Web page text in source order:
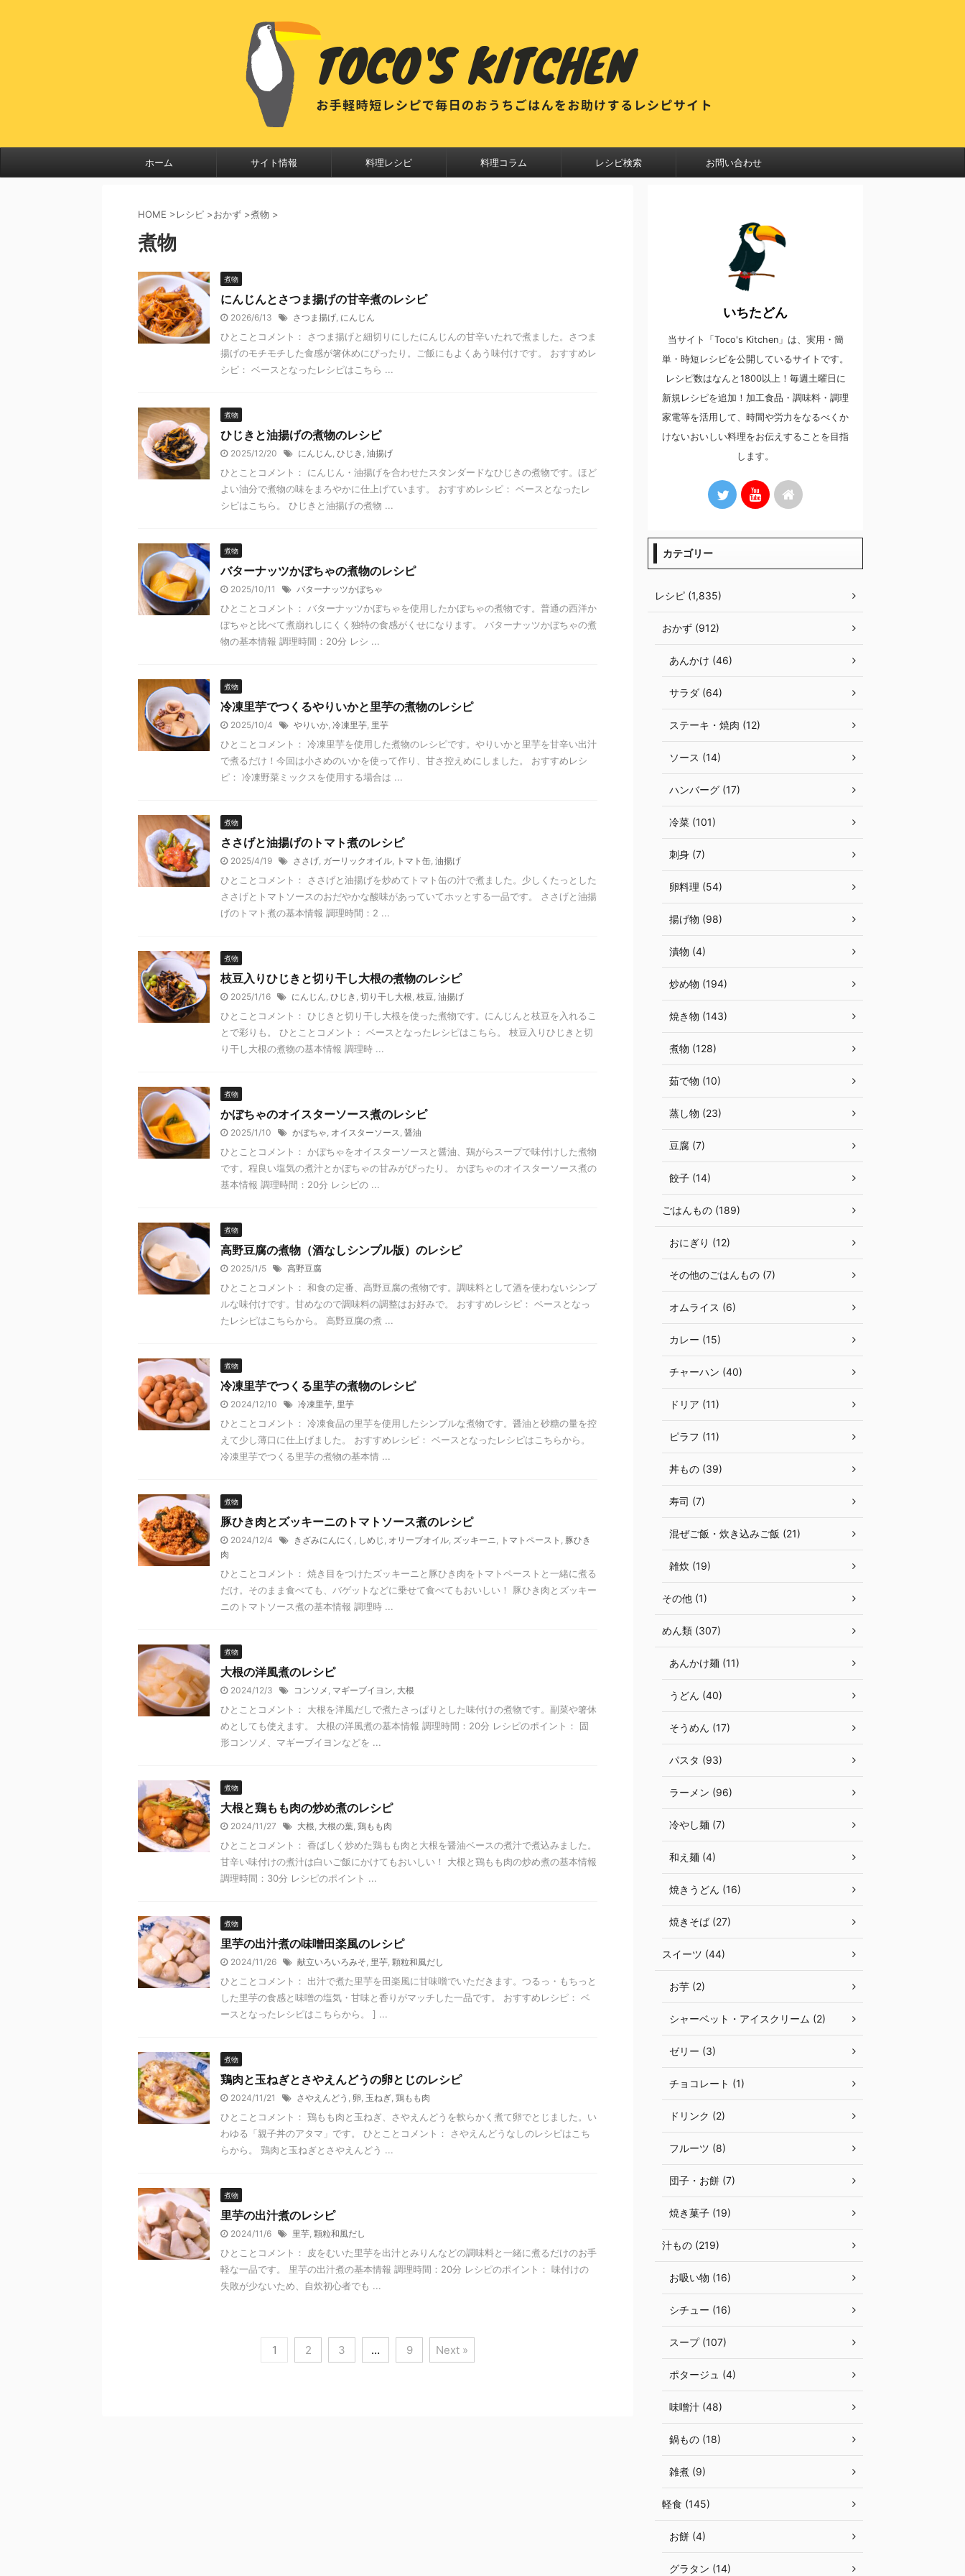
ホーム サイト情報 料理レシピ 料理コラム レシピ検索 お問い合わせ
HOME >レシピ >おかず >煮物 >
煮物
煮物
にんじんとさつま揚げの甘辛煮のレシピ
2026/6/13 さつま揚げ, にんじん
ひとことコメント： さつま揚げと細切りにしたにんじんの甘辛いたれで煮ました。さつま
揚げのモチモチした食感が箸休めにぴったり。ご飯にもよくあう味付けです。 おすすめレ
シピ： ベースとなったレシピはこちら ...
煮物
ひじきと油揚げの煮物のレシピ
2025/12/20 にんじん, ひじき , 油揚げ
ひとことコメント： にんじん・油揚げを合わせたスタンダードなひじきの煮物です。ほど
よい油分で煮物の味をまろやかに仕上げています。 おすすめレシピ： ベースとなったレ
シピはこちら。 ひじきと油揚げの煮物 ...
煮物
バターナッツかぼちゃの煮物のレシピ
2025/10/11 バターナッツかぼちゃ
ひとことコメント： バターナッツかぼちゃを使用したかぼちゃの煮物です。普通の西洋か
ぼちゃと比べて煮崩れしにくく独特の食感がくせになります。 バターナッツかぼちゃの煮
物の基本情報 調理時間：20分 レシ ...
煮物
冷凍里芋でつくるやりいかと里芋の煮物のレシピ
2025/10/4 やりいか, 冷凍里芋, 里芋
ひとことコメント： 冷凍里芋を使用した煮物のレシピです。やりいかと里芋を甘辛い出汁
で煮るだけ！今回は小さめのいかを使って作り、甘さ控えめにしました。 おすすめレシ
ピ： 冷凍野菜ミックスを使用する場合は ...
煮物
ささげと油揚げのトマト煮のレシピ
2025/4/19 ささげ, ガーリックオイル, トマト缶, 油揚げ
ひとことコメント： ささげと油揚げを炒めてトマト缶の汁で煮ました。少しくたっとした
ささげとトマトソースのおだやかな酸味があっていてホッとする一品です。 ささげと油揚
げのトマト煮の基本情報 調理時間：2 ...
煮物
枝豆入りひじきと切り干し大根の煮物のレシピ
2025/1/16 にんじん, ひじき , 切り干し大根, 枝豆, 油揚げ
ひとことコメント： ひじきと切り干し大根を使った煮物です。にんじんと枝豆を入れるこ
とで彩りも。 ひとことコメント： ベースとなったレシピはこちら。 枝豆入りひじきと切
り干し大根の煮物の基本情報 調理時 ...
煮物
かぼちゃのオイスターソース煮のレシピ
2025/1/10 かぼちゃ, オイスターソース, 醤油
ひとことコメント： かぼちゃをオイスターソースと醤油、鶏がらスープで味付けした煮物
です。程良い塩気の煮汁とかぼちゃの甘みがぴったり。 かぼちゃのオイスターソース煮の
基本情報 調理時間：20分 レシピの ...
煮物
高野豆腐の煮物（酒なしシンプル版）のレシピ
2025/1/5 高野豆腐
ひとことコメント： 和食の定番、高野豆腐の煮物です。調味料として酒を使わないシンプ
ルな味付けです。甘めなので調味料の調整はお好みで。 おすすめレシピ： ベースとなっ
たレシピはこちらから。 高野豆腐の煮 ...
煮物
冷凍里芋でつくる里芋の煮物のレシピ
2024/12/10 冷凍里芋, 里芋
ひとことコメント： 冷凍食品の里芋を使用したシンプルな煮物です。醤油と砂糖の量を控
えて少し薄口に仕上げました。 おすすめレシピ： ベースとなったレシピはこちらから。
冷凍里芋でつくる里芋の煮物の基本情 ...
煮物
豚ひき肉とズッキーニのトマトソース煮のレシピ
2024/12/4 きざみにんにく , しめじ , オリーブオイル, ズッキーニ, トマトペースト , 豚ひき
肉
ひとことコメント： 焼き目をつけたズッキーニと豚ひき肉をトマトペーストと一緒に煮る
だけ。そのまま食べても、バゲットなどに乗せて食べてもおいしい！ 豚ひき肉とズッキー
ニのトマトソース煮の基本情報 調理時 ...
煮物
大根の洋風煮のレシピ
2024/12/3 コンソメ , マギーブイヨン, 大根
ひとことコメント： 大根を洋風だしで煮たさっぱりとした味付けの煮物です。副菜や箸休
めとしても使えます。 大根の洋風煮の基本情報 調理時間：20分 レシピのポイント： 固
形コンソメ、マギーブイヨンなどを ...
煮物
大根と鶏もも肉の炒め煮のレシピ
2024/11/27 大根, 大根の葉, 鶏もも肉
ひとことコメント： 香ばしく炒めた鶏もも肉と大根を醤油ベースの煮汁で煮込みました。
甘辛い味付けの煮汁は白いご飯にかけてもおいしい！ 大根と鶏もも肉の炒め煮の基本情報
調理時間：30分 レシピのポイント ...
煮物
里芋の出汁煮の味噌田楽風のレシピ
2024/11/26 献立いろいろみそ, 里芋, 顆粒和風だし
ひとことコメント： 出汁で煮た里芋を田楽風に甘味噌でいただきます。つるっ・もちっと
した里芋の食感と味噌の塩気・甘味と香りがマッチした一品です。 おすすめレシピ： ベ
ースとなったレシピはこちらから。 ] ...
煮物
鶏肉と玉ねぎとさやえんどうの卵とじのレシピ
2024/11/21 さやえんどう , 卵, 玉ねぎ, 鶏もも肉
ひとことコメント： 鶏もも肉と玉ねぎ、さやえんどうを軟らかく煮て卵でとじました。い
わゆる「親子丼のアタマ」です。 ひとことコメント： さやえんどうなしのレシピはこち
らから。 鶏肉と玉ねぎとさやえんどう ...
煮物
里芋の出汁煮のレシピ
2024/11/6 里芋, 顆粒和風だし
ひとことコメント： 皮をむいた里芋を出汁とみりんなどの調味料と一緒に煮るだけのお手
軽な一品です。 里芋の出汁煮の基本情報 調理時間：20分 レシピのポイント： 味付けの
失敗が少ないため、自炊初心者でも ...
1 2 3 … 9 Next »
いちたどん
当サイト「Toco's Kitchen」は、実用・簡
単・時短レシピを公開しているサイトです。
レシピ数はなんと1800以上！毎週土曜日に
新規レシピを追加！加工食品・調味料・調理
家電等を活用して、時間や労力をなるべくか
けないおいしい料理をお伝えすることを目指
します。
カテゴリー
レシピ (1,835)
おかず (912)
あんかけ (46)
サラダ (64)
ステーキ・焼肉 (12)
ソース (14)
ハンバーグ (17)
冷菜 (101)
刺身 (7)
卵料理 (54)
揚げ物 (98)
漬物 (4)
炒め物 (194)
焼き物 (143)
煮物 (128)
茹で物 (10)
蒸し物 (23)
豆腐 (7)
餃子 (14)
ごはんもの (189)
おにぎり (12)
その他のごはんもの (7)
オムライス (6)
カレー (15)
チャーハン (40)
ドリア (11)
ピラフ (11)
丼もの (39)
寿司 (7)
混ぜご飯・炊き込みご飯 (21)
雑炊 (19)
その他 (1)
めん類 (307)
あんかけ麺 (11)
うどん (40)
そうめん (17)
パスタ (93)
ラーメン (96)
冷やし麺 (7)
和え麺 (4)
焼きうどん (16)
焼きそば (27)
スイーツ (44)
お芋 (2)
シャーベット・アイスクリーム (2)
ゼリー (3)
チョコレート (1)
ドリンク (2)
フルーツ (8)
団子・お餅 (7)
焼き菓子 (19)
汁もの (219)
お吸い物 (16)
シチュー (16)
スープ (107)
ポタージュ (4)
味噌汁 (48)
鍋もの (18)
雑煮 (9)
軽食 (145)
お餅 (4)
グラタン (14)